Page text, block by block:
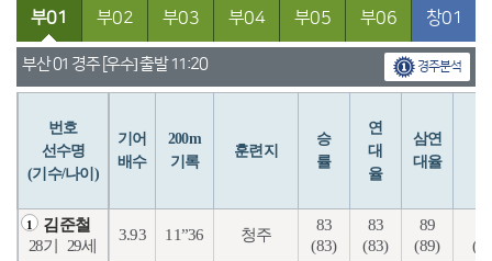
부01 부02 부03 부04 부05 부06 창01
부산 01 경주 [우수] 출발 11:20 경주분석
번호
선수명
(기수/나이)
기어
배수
200m
기록
훈련지
승
률
연
대
율
삼연
대율
1
김준철
28기
29세
3.93 11”36 청주
83
(83)
83
(83)
89
(89)